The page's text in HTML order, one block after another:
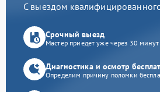
С выездом
Срочный выезд
Мастер приедет уже через 30 минут
Диагностика и осмотр
Определим причину поломки